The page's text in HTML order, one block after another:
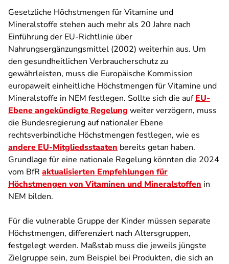
Gesetzliche Höchstmengen für Vitamine und
Mineralstoffe stehen auch mehr als 20 Jahre nach
Einführung der EU-Richtlinie über
Nahrungsergänzungsmittel (2002) weiterhin aus. Um
den gesundheitlichen Verbraucherschutz zu
gewährleisten, muss die Europäische Kommission
europaweit einheitliche Höchstmengen für Vitamine und
Mineralstoffe in NEM festlegen. Sollte sich die aufEU-
Ebene angekündigte Regelung weiter verzögern, muss
die Bundesregierung auf nationaler Ebene
rechtsverbindliche Höchstmengen festlegen, wie es
andere EU-Mitgliedsstaaten bereits getan haben.
Grundlage für eine nationale Regelung könnten die 2024
vom BfR aktualisierten Empfehlungen für
Höchstmengen von Vitaminen und Mineralstoffen in
NEM bilden.
Für die vulnerable Gruppe der Kinder müssen separate
Höchstmengen, differenziert nach Altersgruppen,
festgelegt werden. Maßstab muss die jeweils jüngste
Zielgruppe sein, zum Beispiel bei Produkten, die sich an